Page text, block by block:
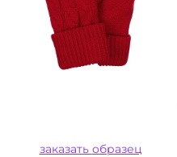
заказать образец